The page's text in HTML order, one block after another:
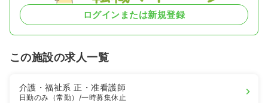
ログインまたは新規登録
この施設の求人一覧
介護・福祉系正・准看護師
日勤のみ（常勤） /一時募集休止